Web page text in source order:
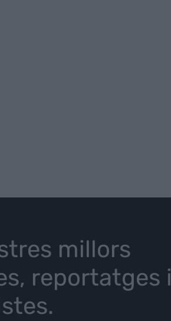
millors
reportatges i